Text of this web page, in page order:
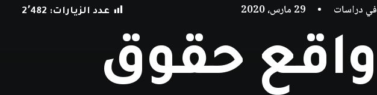
في دراسات • 29 مارس، 2020 عدد الزيارات: 2٬482
واقع حقوق